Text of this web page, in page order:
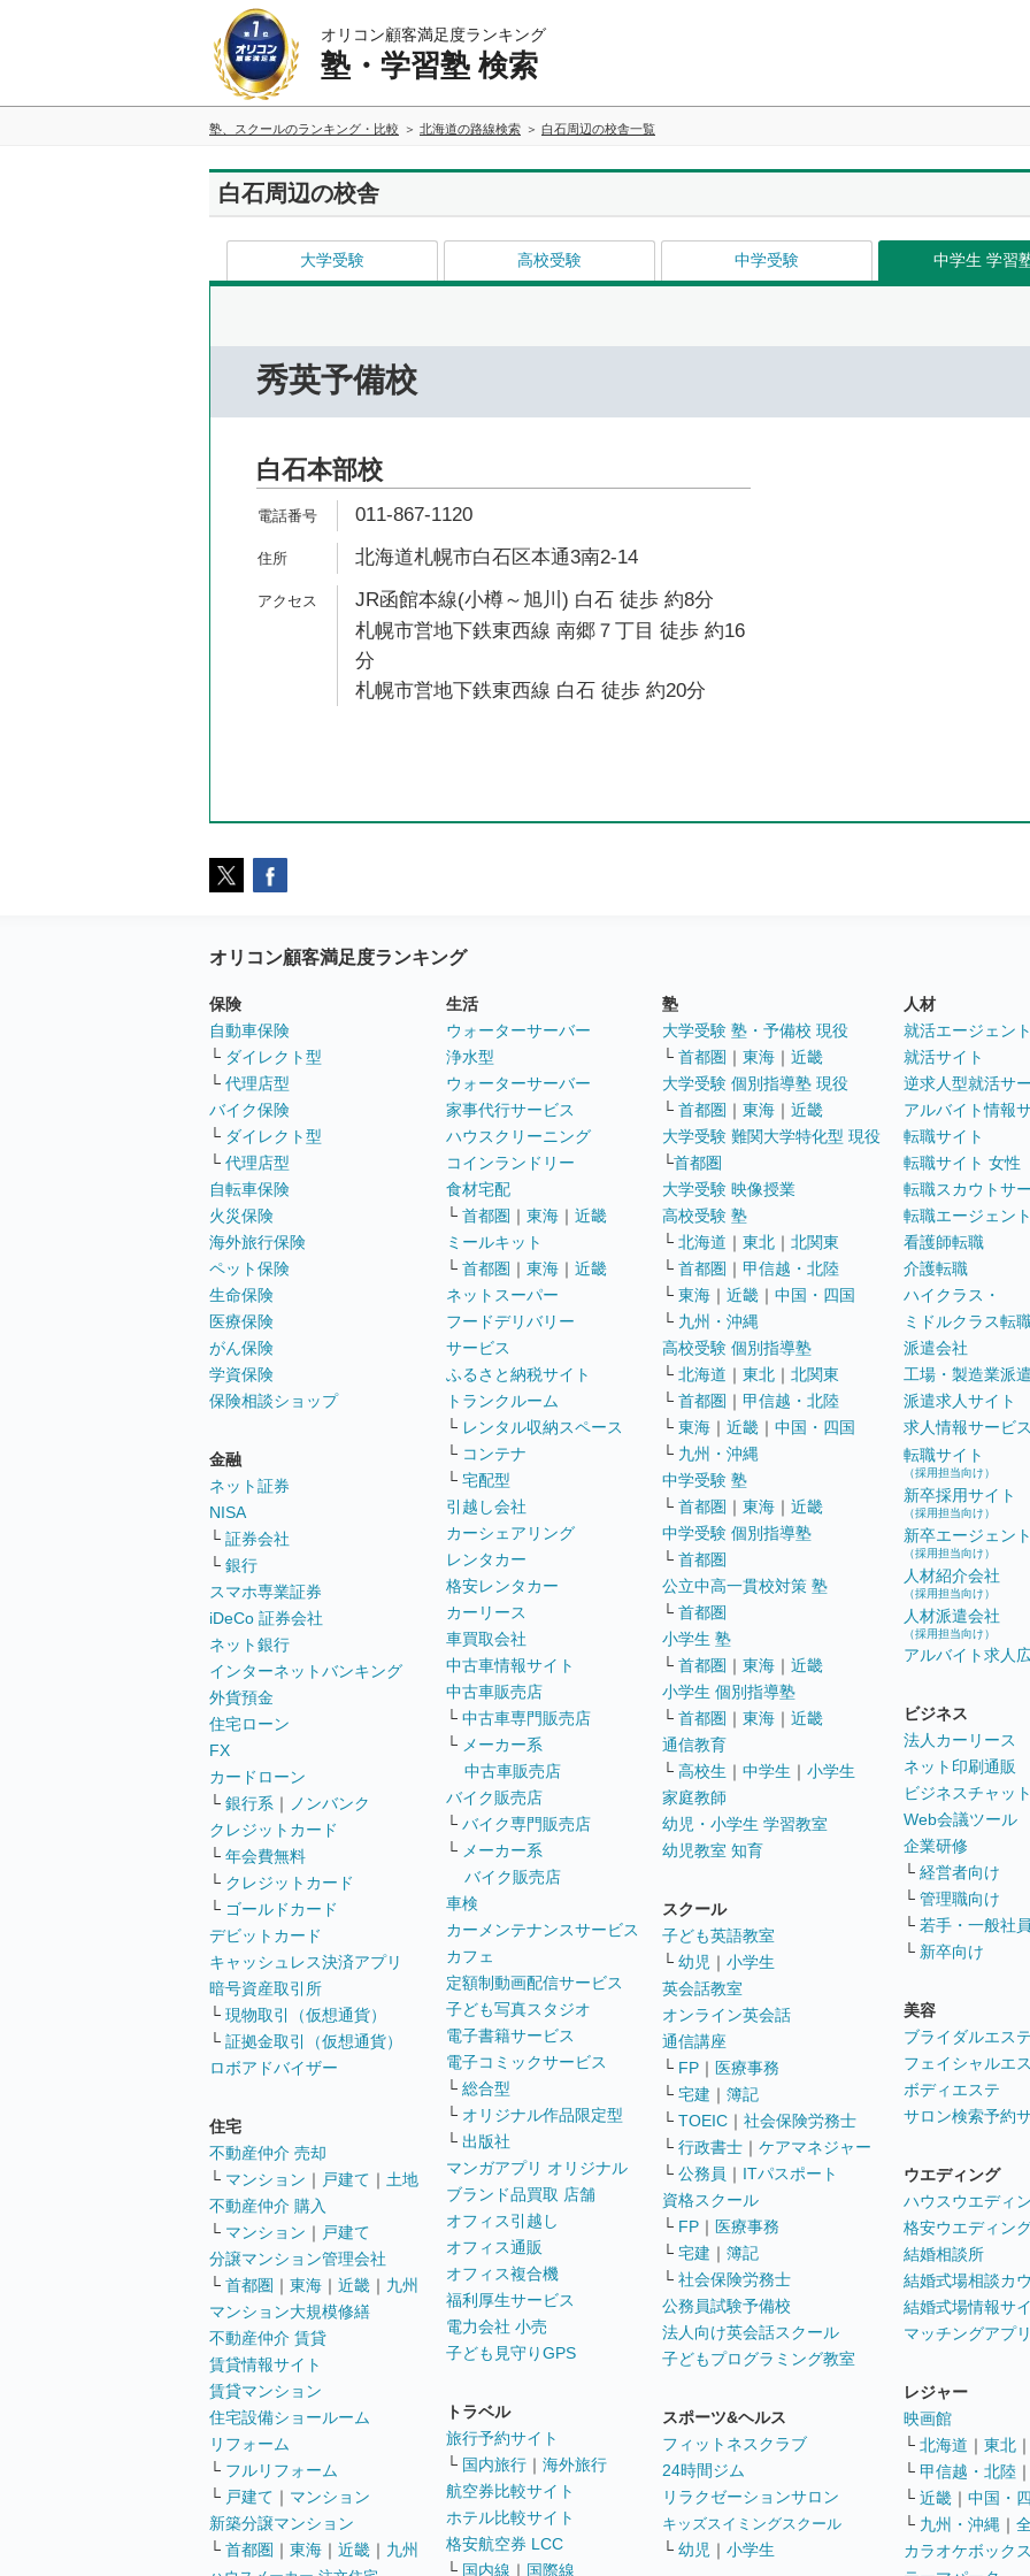
オリコン顧客満足度ランキング
塾・学習塾 検索
塾、スクールのランキング・比較 北海道の路線検索 白石周辺の校舎一覧
白石周辺の校舎
大学受験 高校受験 中学受験 中学生 学習
秀英予備校
白石本部校
011-867-1120
北海道札幌市白石区本通3南2-14
JR函館本線(小樽～旭川) 白石 徒歩 約8分
札幌市営地下鉄東西線 南郷７丁目 徒歩 約16
分
札幌市営地下鉄東西線 白石 徒歩 約20分
オリコン顧客満足度ランキング
保険
自動車保険
└ ダイレクト型
└ 代理店型
バイク保険
└ ダイレクト型
└ 代理店型
自転車保険
火災保険
海外旅行保険
ペット保険
生命保険
医療保険
がん保険
学資保険
保険相談ショップ
金融
ネット証券
NISA
└ 証券会社
└ 銀行
スマホ専業証券
iDeCo 証券会社
ネット銀行
インターネットバンキング
外貨預金
住宅ローン
FX
カードローン
└ 銀行系 ｜
ノンバンク
クレジットカード
└ 年会費無料
└ クレジットカード
└ ゴールドカード
デビットカード
キャッシュレス決済アプリ
暗号資産取引所
└ 現物取引（仮想通貨）
└ 証拠金取引（仮想通貨）
ロボアドバイザー
住宅
不動産仲介 売却
└ マンション ｜ 戸建て ｜ 土地
不動産仲介 購入
└ マンション ｜ 戸建て
分譲マンション管理会社
└ 首都圏 ｜ 東海 ｜ 近畿 ｜ 九州
マンション大規模修繕
不動産仲介 賃貸
賃貸情報サイト
賃貸マンション
住宅設備ショールーム
リフォーム
└ フルリフォーム
└ 戸建て ｜ マンション
新築分譲マンション
└ 首都圏 ｜ 東海 ｜ 近畿 ｜ 九州
生活
ウォーターサーバー
浄水型
ウォーターサーバー
家事代行サービス
ハウスクリーニング
コインランドリー
食材宅配
└ 首都圏 ｜ 東海 ｜ 近畿
ミールキット
└ 首都圏 ｜ 東海 ｜ 近畿
ネットスーパー
フードデリバリー
サービス
ふるさと納税サイト
トランクルーム
└ レンタル収納スペース
└ コンテナ
└ 宅配型
引越し会社
カーシェアリング
レンタカー
格安レンタカー
カーリース
車買取会社
中古車情報サイト
中古車販売店
└ 中古車専門販売店
└ メーカー系
中古車販売店
バイク販売店
└ バイク専門販売店
└ メーカー系
バイク販売店
車検
カーメンテナンスサービス
カフェ
定額制動画配信サービス
子ども写真スタジオ
電子書籍サービス
電子コミックサービス
└ 総合型
└ オリジナル作品限定型
└ 出版社
マンガアプリ オリジナル
ブランド品買取 店舗
オフィス引越し
オフィス通販
オフィス複合機
福利厚生サービス
電力会社 小売
子ども見守りGPS
トラベル
旅行予約サイト
└ 国内旅行 ｜ 海外旅行
航空券比較サイト
ホテル比較サイト
格安航空券 LCC
└ 国内線 ｜ 国際線
塾
大学受験 塾・予備校 現役
└ 首都圏 ｜ 東海 ｜ 近畿
大学受験 個別指導塾 現役
└ 首都圏 ｜ 東海 ｜ 近畿
大学受験 難関大学特化型 現役
└首都圏
大学受験 映像授業
高校受験 塾
└ 北海道 ｜ 東北 ｜ 北関東
└ 首都圏 ｜ 甲信越・北陸
└ 東海 ｜ 近畿 ｜ 中国・四国
└ 九州・沖縄
高校受験 個別指導塾
└ 北海道 ｜ 東北 ｜ 北関東
└ 首都圏 ｜ 甲信越・北陸
└ 東海 ｜ 近畿 ｜ 中国・四国
└ 九州・沖縄
中学受験 塾
└ 首都圏 ｜ 東海 ｜ 近畿
中学受験 個別指導塾
└ 首都圏
公立中高一貫校対策 塾
└ 首都圏
小学生 塾
└ 首都圏 ｜ 東海 ｜ 近畿
小学生 個別指導塾
└ 首都圏 ｜ 東海 ｜ 近畿
通信教育
└ 高校生 ｜ 中学生 ｜ 小学生
家庭教師
幼児・小学生 学習教室
幼児教室 知育
スクール
子ども英語教室
└ 幼児 ｜ 小学生
英会話教室
オンライン英会話
通信講座
└ FP ｜ 医療事務
└ 宅建 ｜ 簿記
└ TOEIC ｜ 社会保険労務士
└ 行政書士 ｜ ケアマネジャー
└ 公務員 ｜ ITパスポート
資格スクール
└ FP ｜ 医療事務
└ 宅建 ｜ 簿記
└ 社会保険労務士
公務員試験予備校
法人向け英会話スクール
子どもプログラミング教室
スポーツ&ヘルス
フィットネスクラブ
24時間ジム
リラクゼーションサロン
キッズスイミングスクール
└ 幼児 ｜ 小学生
人材
就活エージェン
就活サイト
逆求人型就活サ
アルバイト情報
転職サイト
転職サイト 女性
転職スカウトサ
転職エージェン
看護師転職
介護転職
ハイクラス・
ミドルクラス転
派遣会社
工場・製造業派
派遣求人サイト
求人情報サービ
転職サイト
（採用担当向け）
新卒採用サイト
（採用担当向け）
新卒エージェン
（採用担当向け）
人材紹介会社
（採用担当向け）
人材派遣会社
（採用担当向け）
アルバイト求人
ビジネス
法人カーリース
ネット印刷通販
ビジネスチャッ
Web会議ツール
企業研修
└ 経営者向け
└ 管理職向け
└ 若手・一般社
└ 新卒向け
美容
ブライダルエス
フェイシャルエ
ボディエステ
サロン検索予約
ウエディング
ハウスウエディ
格安ウエディン
結婚相談所
結婚式場相談カ
結婚式場情報サ
マッチングアプ
レジャー
映画館
└ 北海道 ｜ 東北
└ 甲信越・北陸
└ 近畿 ｜ 中国・
└ 九州・沖縄 ｜
カラオケボック